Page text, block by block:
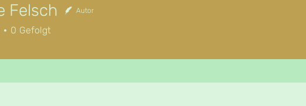
Felsch Autor
0 Gefolgt